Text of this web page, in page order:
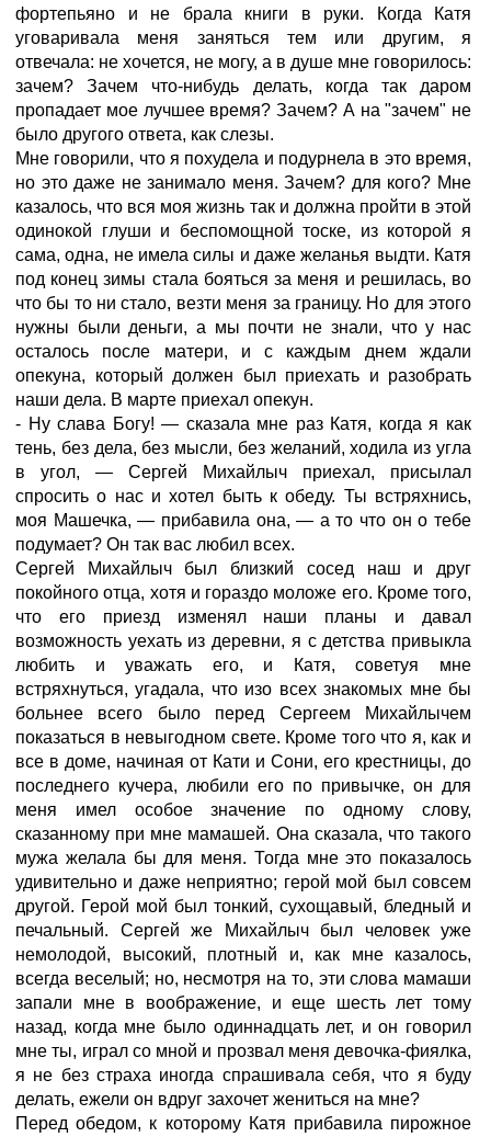
фортепьяно и не брала книги в руки. Когда Катя
уговаривала меня заняться тем или другим, я
отвечала: не хочется, не могу, а в душе мне говорилось:
зачем? Зачем что-нибудь делать, когда так даром
пропадает мое лучшее время? Зачем? А на "зачем" не
было другого ответа, как слезы.
Мне говорили, что я похудела и подурнела в это время,
но это даже не занимало меня. Зачем? для кого? Мне
казалось, что вся моя жизнь так и должна пройти в этой
одинокой глуши и беспомощной тоске, из которой я
сама, одна, не имела силы и даже желанья выдти. Катя
под конец зимы стала бояться за меня и решилась, во
что бы то ни стало, везти меня за границу. Но для этого
нужны были деньги, а мы почти не знали, что у нас
осталось после матери, и с каждым днем ждали
опекуна, который должен был приехать и разобрать
наши дела. В марте приехал опекун.
- Ну слава Богу! — сказала мне раз Катя, когда я как
тень, без дела, без мысли, без желаний, ходила из угла
в угол, — Сергей Михайлыч приехал, присылал
спросить о нас и хотел быть к обеду. Ты встряхнись,
моя Машечка, — прибавила она, — а то что он о тебе
подумает? Он так вас любил всех.
Сергей Михайлыч был близкий сосед наш и друг
покойного отца, хотя и гораздо моложе его. Кроме того,
что его приезд изменял наши планы и давал
возможность уехать из деревни, я с детства привыкла
любить и уважать его, и Катя, советуя мне
встряхнуться, угадала, что изо всех знакомых мне бы
больнее всего было перед Сергеем Михайлычем
показаться в невыгодном свете. Кроме того что я, как и
все в доме, начиная от Кати и Сони, его крестницы, до
последнего кучера, любили его по привычке, он для
меня имел особое значение по одному слову,
сказанному при мне мамашей. Она сказала, что такого
мужа желала бы для меня. Тогда мне это показалось
удивительно и даже неприятно; герой мой был совсем
другой. Герой мой был тонкий, сухощавый, бледный и
печальный. Сергей же Михайлыч был человек уже
немолодой, высокий, плотный и, как мне казалось,
всегда веселый; но, несмотря на то, эти слова мамаши
запали мне в воображение, и еще шесть лет тому
назад, когда мне было одиннадцать лет, и он говорил
мне ты, играл со мной и прозвал меня девочка-фиялка,
я не без страха иногда спрашивала себя, что я буду
делать, ежели он вдруг захочет жениться на мне?
Перед обедом, к которому Катя прибавила пирожное